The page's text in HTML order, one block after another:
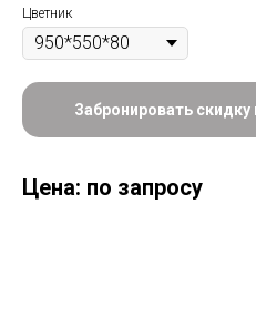
Цветник
Забронировать
Цена: по запросу